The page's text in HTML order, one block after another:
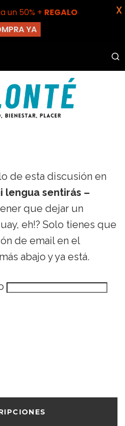
de esta discusión en
lengua sentirás –
que dejar un
eh!? Solo tienes que
de email en el
abajo y ya está.
un 50% + REGALO
YA
X